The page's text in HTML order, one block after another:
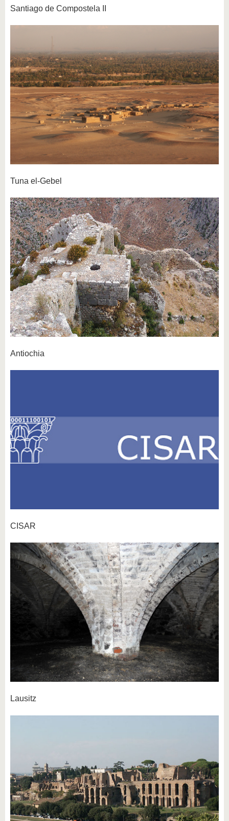
Santiago de Compostela II
Tuna el-Gebel
Antiochia
CISAR
Lausitz